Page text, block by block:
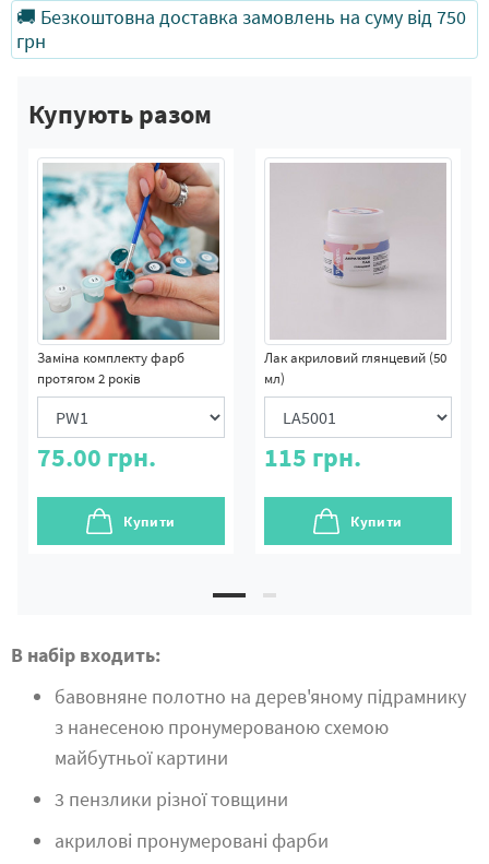
🚚 Безкоштовна доставка замовлень на суму від 750
грн
Купують разом
Заміна комплекту фарб
протягом 2 років
75.00 грн.
Купити
Лак акриловий глянцевий (50
мл)
115 грн.
Купити
В набір входить:
бавовняне полотно на дерев'яному підрамнику
з нанесеною пронумерованою схемою
майбутньої картини
3 пензлики різної товщини
акрилові пронумеровані фарби